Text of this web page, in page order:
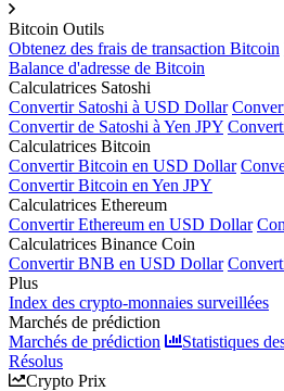
Bitcoin Outils
Obtenez des frais de transaction Bitcoin
Balance d'adresse de Bitcoin
Calculatrices Satoshi
Convertir Satoshi à USD Dollar
Convertir de Satoshi à Yen JPY
Calculatrices Bitcoin
Convertir Bitcoin en USD Dollar
Convertir Bitcoin en Yen JPY
Calculatrices Ethereum
Convertir Ethereum en USD Dollar
Calculatrices Binance Coin
Convertir BNB en USD Dollar
Plus
Index des crypto-monnaies surveillées
Marchés de prédiction
Marchés de prédiction
Statistiques
Résolus
Crypto Prix